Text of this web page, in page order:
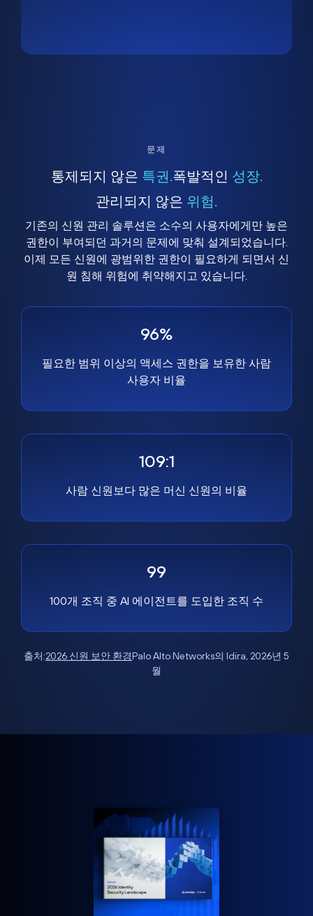
문제
통제되지 않은 특권. 폭발적인 성장.
관리되지 않은 위험.
기존의 신원 관리 솔루션은 소수의 사용자에게만 높은
권한이 부여되던 과거의 문제에 맞춰 설계되었습니다.
이제 모든 신원에 광범위한 권한이 필요하게 되면서 신
원 침해 위험에 취약해지고 있습니다.
96%
필요한 범위 이상의 액세스 권한을 보유한 사람
사용자 비율
109:1
사람 신원보다 많은 머신 신원의 비율
99
100개 조직 중 AI 에이전트를 도입한 조직 수
출처:2026 신원 보안 환경Palo Alto Networks의 Idira, 2026년 5
월